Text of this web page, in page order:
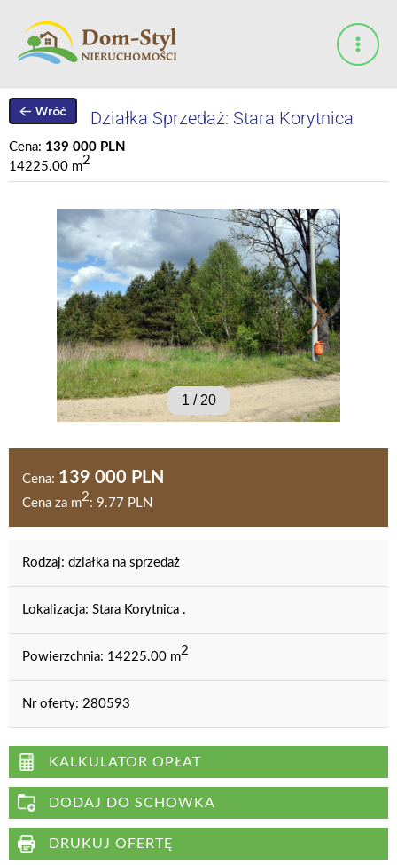
treści
1 / 20
Działka Sprzedaż: Stara Korytnica
Cena: 139 000 PLN
14225.00 m2
Cena: 139 000 PLN
Cena za m2: 9.77 PLN
Rodzaj: działka na sprzedaż
Lokalizacja: Stara Korytnica .
Powierzchnia: 14225.00 m2
Nr oferty: 280593
KALKULATOR OPŁAT
DODAJ DO SCHOWKA
DRUKUJ OFERTĘ